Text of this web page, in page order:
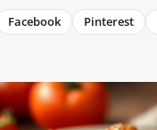
Facebook Pinterest